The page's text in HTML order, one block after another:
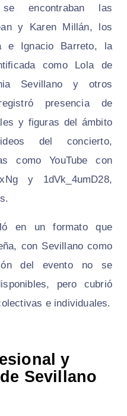
encontraban las
y Karen Millán, los
e Ignacio Barreto, la
como Lola de
Sevillano y otros
presencia de
y figuras del ámbito
del concierto,
como YouTube con
y 1dVk_4umD28,
en un formato que
con Sevillano como
del evento no se
pero cubrió
e individuales.
y
Sevillano